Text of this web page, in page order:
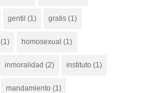
gentil (1) gratis(1)
(1) homosexual (1)
inmoralidad (2) instituto (1)
mandamiento (1)